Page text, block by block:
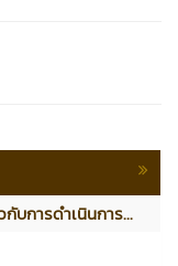
บการดำเนินการ...